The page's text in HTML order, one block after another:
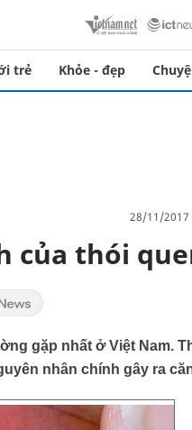
trẻ Khỏe - đẹp
28/11/
của thói
gặp nhất ở Việt Nam.
nhân chính gây ra